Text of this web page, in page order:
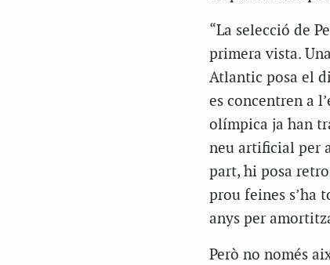
“La selecció de
primera vista.
Atlantic posa el
es concentren a
olímpica ja han
neu artificial per
part, hi posa
prou feines s’ha
anys per
Però no només